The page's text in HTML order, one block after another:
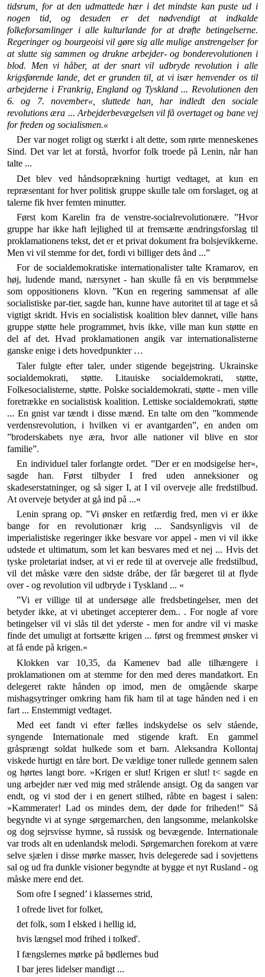
tids­rum, for at den udmattede hær i det mindste kan puste ud i
nogen tid, og desuden er det nødvendigt at indkalde
folkeforsamlinger i alle kulturlande for at drøfte betingelserne.
Regeringer og bourgeoisi vil gøre sig alle mulige anstrengelser for
at slutte sig sammen og druk­ne arbejder- og bonderevolutionen i
blod. Men vi håber, at der snart vil udbryde revolution i alle
krigsførende lande, det er grunden til, at vi især henvender os til
arbejderne i Frankrig, England og Tyskland ... Revolutionen den
6. og 7. november«, sluttede han, har indledt den sociale
revolutions æra ... Arbejder­bevægelsen vil få overtaget og bane vej
for freden og socialismen.«
Der var noget roligt og stærkt i alt dette, som rørte menneskenes
Sind. Det var let at forstå, hvorfor folk troede på Lenin, når han
talte ...
Det blev ved håndsoprækning hurtigt vedtaget, at kun en
repræsentant for hver politisk gruppe skulle tale om forslaget, og at
talerne fik hver femten minut­ter.
Først kom Karelin fra de venstre-socialrevolutionære. ”Hvor
gruppe har ikke haft lejlighed til at fremsætte ændringsforslag til
proklamationens tekst, det er et pri­vat dokument fra bolsjevikkerne.
Men vi vil stemme for det, fordi vi billiger dets ånd ...”
For de socialdemokratiske internationalister talte Kramarov, en
høj, ludende mand, nærsynet - han skulle få en vis berømmelse
som oppositionens klovn. ”Kun en regering sammensat af alle
socialistiske par-tier, sagde han, kunne have autoritet til at tage et så
vigtigt skridt. Hvis en socialistisk koalition blev dannet, ville hans
gruppe støtte hele programmet, hvis ikke, ville man kun støtte en
del af det. Hvad proklamationen angik var internationalisterne
ganske enige i dets hovedpunkter …
Taler fulgte efter taler, under stigende begejstring. Ukrainske
socialdemokrati, støtte. Litauiske socialde­mokrati, støtte,
Folkesocialisterne, støtte. Polske social­demokrati, støtte - men ville
foretrække en socialistisk koalition. Lettiske socialdemokrati, støtte
... En gnist var tændt i disse mænd. En talte om den ”kommende
verdensrevolution, i hvilken vi er avantgarden”, en anden om
”broderskabets nye æra, hvor alle nationer vil blive en stor
familie”.
En individuel taler forlangte ordet. ”Der er en modsigelse her«,
sagde han. Først tilbyder I fred uden anneksioner og
skadeserstatninger, og så siger I, at I vil overveje alle fredstilbud.
At over­veje betyder at gå ind på ...«
Lenin sprang op. ”Vi ønsker en retfærdig fred, men vi er ikke
bange for en revolutionær krig ... Sandsyn­ligvis vil de
imperialistiske regeringer ikke besvare vor appel - men vi vil ikke
udstede et ultimatum, som let kan besvares med et nej ... Hvis det
tyske proletariat indser, at vi er rede til at overveje alle fredstilbud,
vil det måske være den sidste dråbe, der får bægeret til at flyde
over - og revolution vil udbryde i Tyskland ... «
”Vi er villige til at undersøge alle fredsbetingelser, men det
betyder ikke, at vi ubetinget accepterer dem.. . For nogle af vore
betingelser vil vi slås til det yderste - men for andre vil vi maske
finde det umuligt at fortsætte krigen ... først og fremmest ønsker vi
at få ende på krigen.«
Klokken var 10,35, da Kamenev bad alle tilhængere i
proklamationen om at stemme for den med deres mandatkort. En
delegeret rakte hånden op imod, men de omgående skarpe
mishagsytringer omkring ham fik ham til at tage hånden ned i en
fart ... Enstemmigt vedtaget.
Med eet fandt vi efter fælles indskydelse os selv stå­ende,
syngende Internationale med stigende kraft. En gammel
gråsprængt soldat hulkede som et barn. Aleksandra Kollontaj
viskede hurtigt en tåre bort. De vældige toner rullede gennem salen
og hørtes langt bore. »Krigen er slut! Krigen er slut! t< sagde en
ung ar­bejder nær ved mig med strålende ansigt. Og da san­gen var
endt, og vi stod der i en genert stilhed, råbte en bagest i salen:
»Kammerater! Lad os mindes dem, der døde for friheden!” Så
begyndte vi at synge sørge­marchen, den langsomme, melankolske
og dog sejrs­visse hymne, så russisk og bevægende. Internationale
var trods alt en udenlandsk melodi. Sørgemarchen fore­kom at være
selve sjælen i disse mørke masser, hvis delegerede sad i sovjettens
sal og ud fra dunkle visio­ner begyndte at bygge et nyt Rusland - og
måske mere end det.
Som ofre I segned’ i klassernes strid,
I ofrede livet for folket,
det folk, som I elsked i hellig id,
hvis længsel mod frihed i tolked'.
I fængslernes mørke på bødlernes bud
I bar jeres lidelser mandigt ...